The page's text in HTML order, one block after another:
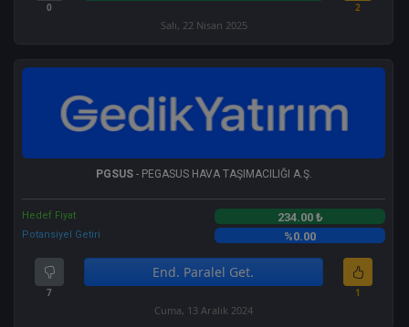
0 2
Salı, 22 Nisan 2025
PGSUS- PEGASUS HAVA TAŞIMACILIĞI A.Ş.
Hedef Fiyat 234.00 ₺
Potansiyel Getiri %0.00
7
End. Paralel Get.
1
Cuma, 13 Aralık 2024